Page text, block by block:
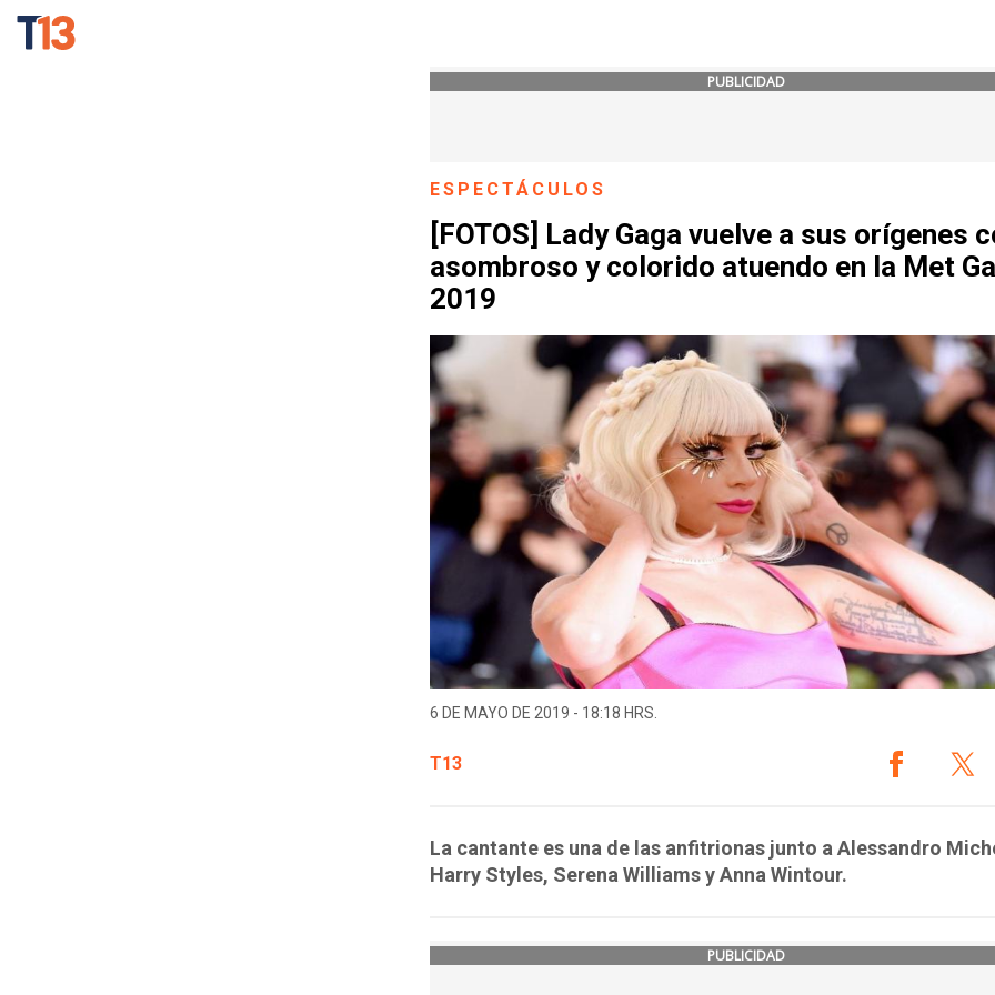
PUBLICIDAD
ESPECTÁCULOS
[FOTOS] Lady Gaga vuelve a sus orígenes
asombroso y colorido atuendo en la Met
2019
6 DE MAYO DE 2019 - 18:18 HRS.
T13
La cantante es una de las anfitrionas junto a Alessandro
Harry Styles, Serena Williams y Anna Wintour.
PUBLICIDAD